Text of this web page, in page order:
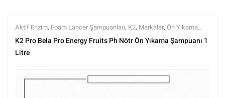
Aktif Enzim, Foam Lancer Şampuanları, K2, Markalar, Ön Yıkama
Şampuanları, Ph nötr Şampuanlar ,Prewashlar ,Şampuanlar,Tüm
Ürünler
K2 Pro Bela Pro Energy Fruits Ph Nötr Ön Yıkama Şampuanı 1
Litre